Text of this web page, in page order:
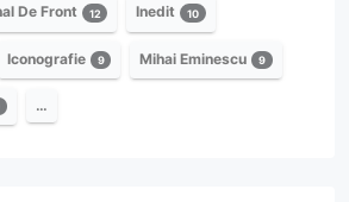
De Front 12 Inedit 10
Iconografie 9 Mihai Eminescu 9
…